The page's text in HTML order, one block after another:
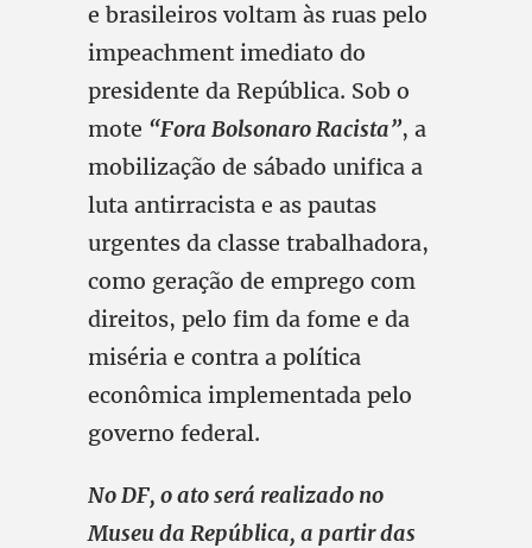
e brasileiros voltam às ruas pelo
impeachment imediato do
presidente da República. Sob o
mote “Fora Bolsonaro Racista”, a
mobilização de sábado unifica a
luta antirracista e as pautas
urgentes da classe trabalhadora,
como geração de emprego com
direitos, pelo fim da fome e da
miséria e contra a política
econômica implementada pelo
governo federal.
No DF, o ato será realizado no
Museu da República, a partir das